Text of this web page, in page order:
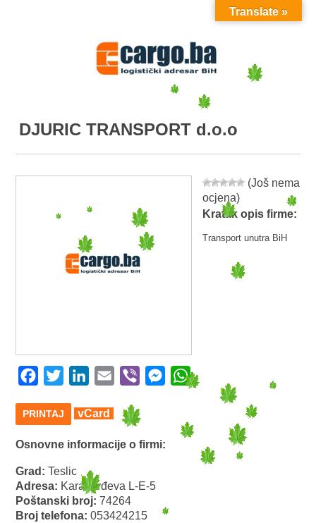
MENU
DJURIC TRANSPORT d.o.o
(Još nema
ocjena)
Kratak opis firme:
Transport unutra BiH
Facebook
Twitter LinkedIn
Email Viber Messenger
WhatsApp
PRINTAJ vCard
Osnovne informacije o firmi:
Grad:Teslic
Adresa: Karađorđeva L-E-5
Poštanski broj:74264
Broj telefona:053424215
Translate »